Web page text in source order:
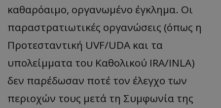
καθαρόαιμο, οργανωμένο έγκλημα. Οι
παραστρατιωτικές οργανώσεις (όπως η
Προτεσταντική UVF/UDA και τα
υπολείμματα του Καθολικού IRA/INLA)
δεν παρέδωσαν ποτέ τον έλεγχο των
περιοχών τους μετά τη Συμφωνία της